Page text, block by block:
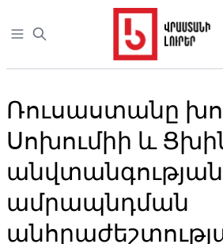
Open sidebar
Ռուսաստանը
Սոխումիի և
անվտանգության
ամրապնդման